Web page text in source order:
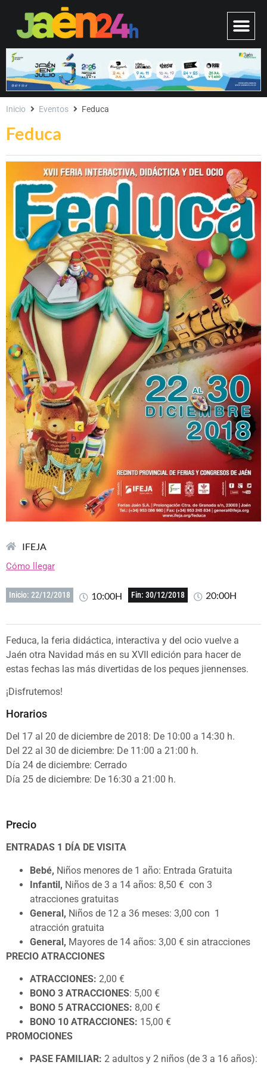
Feduca
Inicio Eventos Feduca
IFEJA
Cómo llegar
Inicio: 22/12/2018 10:00H Fin: 30/12/2018 20:00H
Feduca, la feria didáctica, interactiva y del ocio vuelve a
Jaén otra Navidad más en su XVII edición para hacer de
estas fechas las más divertidas de los peques jiennenses.
¡Disfrutemos!
Horarios
Del 17 al 20 de diciembre de 2018: De 10:00 a 14:30 h.
Del 22 al 30 de diciembre: De 11:00 a 21:00 h.
Día 24 de diciembre: Cerrado
Día 25 de diciembre: De 16:30 a 21:00 h.
Precio
ENTRADAS 1 DÍA DE VISITA
Bebé, Niños menores de 1 año: Entrada Gratuita
Infantil, Niños de 3 a 14 años: 8,50 € con 3
atracciones gratuitas
General, Niños de 12 a 36 meses: 3,00 con 1
atracción gratuita
General, Mayores de 14 años: 3,00 € sin atracciones
PRECIO ATRACCIONES
ATRACCIONES: 2,00 €
BONO 3 ATRACCIONES: 5,00 €
BONO 5 ATRACCIONES: 8,00 €
BONO 10 ATRACCIONES: 15,00 €
PROMOCIONES
PASE FAMILIAR: 2 adultos y 2 niños (de 3 a 16 años):